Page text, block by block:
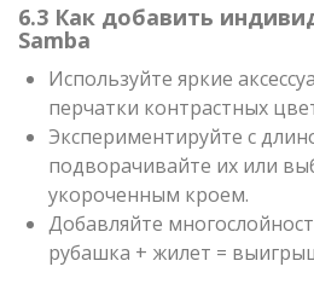
6.3 Как добавить
Samba
Используйте яркие
перчатки контрастных
Экспериментируйте с
подворачивайте их или
укороченным кроем.
Добавляйте
рубашка + жилет =